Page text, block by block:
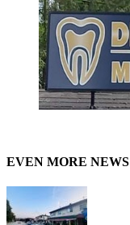
EVEN MORE NEWS